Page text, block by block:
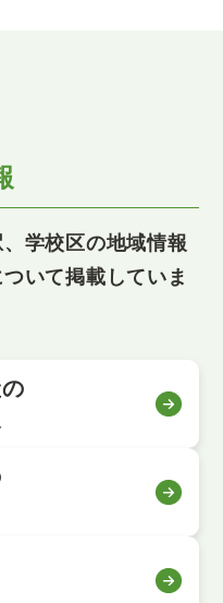
学校区の地域情報
いて掲載していま